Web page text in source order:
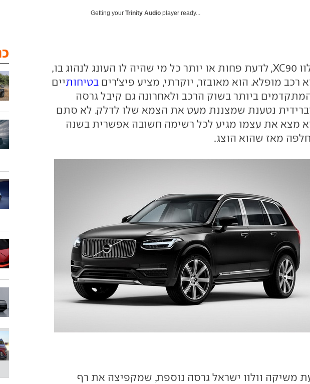
Getting yourTrinity Audio player ready...
וולוו XC90, לדעת פחות או יותר כל מי שהיה לו העונג לנהוג בו,
רכב מופלא. הוא מאובזר, יוקרתי, מציע פיצ'רים בטיחותיים
ביותר בשוק הרכב ולאחרונה גם קיבל גרסה
נטענת שמצננת מעט את הצמא שלו לדלק. לא סתם
מצא את עצמו מגיע לכל רשימה חשובה אפשרית בשנה
מאז שהוא הוצג.
משיקה וולוו ישראל גרסה נוספת, שמקפיצה את רף